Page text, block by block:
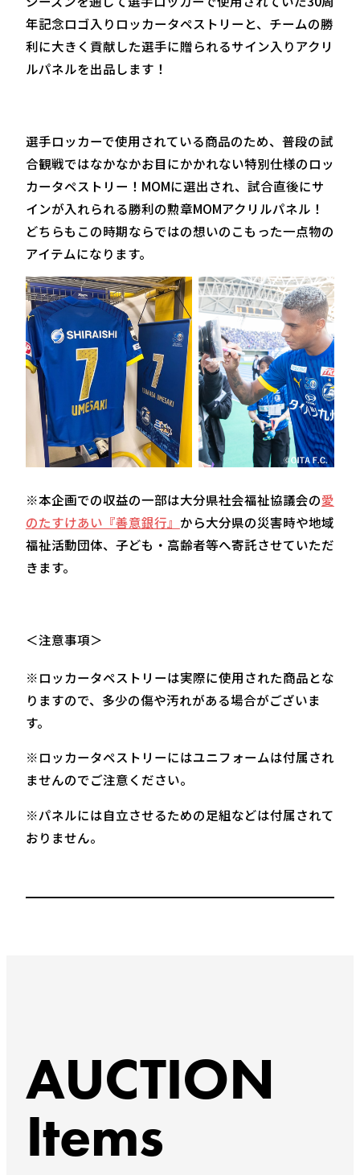
年記念ロゴ入りロッカータペストリーと、チームの勝
利に大きく貢献した選手に贈られるサイン入りアクリ
ルパネルを出品します！
選手ロッカーで使用されている商品のため、普段の試
合観戦ではなかなかお目にかかれない特別仕様のロッ
カータペストリー！MOMに選出され、試合直後にサ
インが入れられる勝利の勲章MOMアクリルパネル！
どちらもこの時期ならではの想いのこもった一点物の
アイテムになります。
※本企画での収益の一部は大分県社会福祉協議会の⁠愛
のたすけあい『善意銀行』 から大分県の災害時や地域
福祉活動団体、子ども・高齢者等へ寄託させていただ
きます。
＜注意事項＞
※ロッカータペストリーは実際に使用された商品とな
りますので、多少の傷や汚れがある場合がございま
す。
※ロッカータペストリーにはユニフォームは付属され
ませんのでご注意ください。
※パネルには自立させるための足組などは付属されて
おりません。
AUCTION
Items